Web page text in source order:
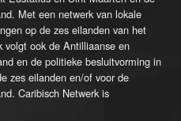
Met een netwerk van lokale
op de zes eilanden van het
volgt ook de Antilliaanse en
en de politieke besluitvorming in
zes eilanden en/of voor de
Caribisch Netwerk is